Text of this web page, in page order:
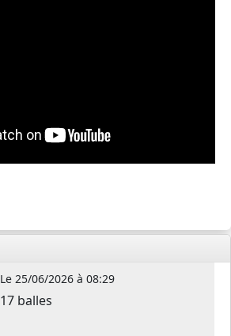
Le 25/06/2026 à 08:29
17 balles